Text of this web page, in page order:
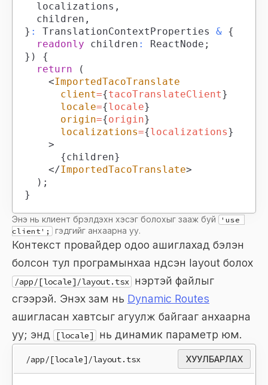
	localizations
,
	children
,
} : TranslationContextProperties & {
readonly children : ReactNode ;
} )
{
return
(
<ImportedTacoTranslate
client={tacoTranslateClient}
locale={locale}
origin={origin}
localizations={localizations}
>
{children}
</ImportedTacoTranslate>
) ;
}
Энэ нь клиент бүрэлдэхүүн хэсэг болохыг зааж буй
'use
client';
гэдгийг анхаарна уу.
Контекст провайдер одоо ашиглахад бэлэн
болсон тул програмынхаа үндсэн layout болох
/app/[locale]/layout.tsx нэртэй файлыг
үүсгээрэй. Энэхүү зам нь Dynamic Routes
ашигласан хавтсыг агуулж байгааг анхаарна
уу; энд
[locale] нь динамик параметр юм.
/app/[locale]/layout.tsx ХУУЛБАРЛАХ